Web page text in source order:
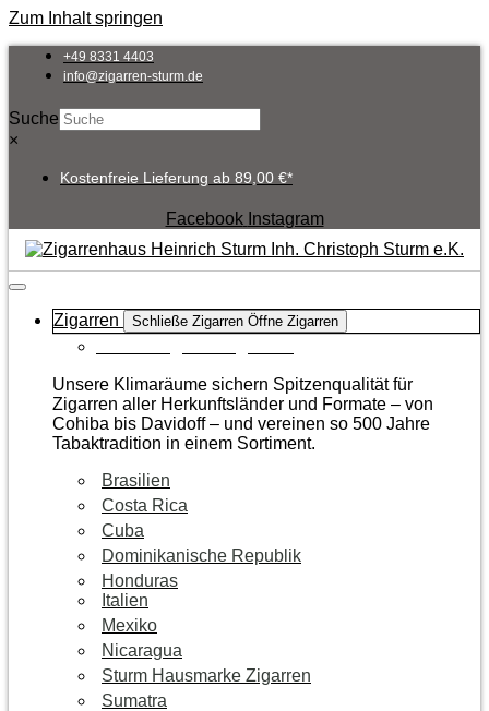
Zum Inhalt springen
+49 8331 4403
info@zigarren-sturm.de
Suche
×
Kostenfreie Lieferung ab 89,00 €*
Facebook Instagram
Zigarren Schließe Zigarren Öffne Zigarren
Unsere Klimaräume sichern Spitzenqualität für
Zigarren aller Herkunftsländer und Formate – von
Cohiba bis Davidoff – und vereinen so 500 Jahre
Tabaktradition in einem Sortiment.
Brasilien
Costa Rica
Cuba
Dominikanische Republik
Honduras
Italien
Mexiko
Nicaragua
Sturm Hausmarke Zigarren
Sumatra